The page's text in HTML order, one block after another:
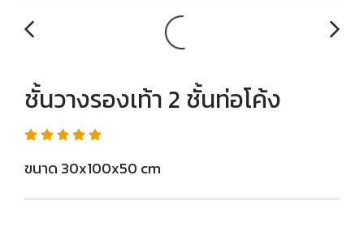
ชั้นวางรองเท้า 2 ชั้นท่อโค้ง
ขนาด 30x100x50 cm